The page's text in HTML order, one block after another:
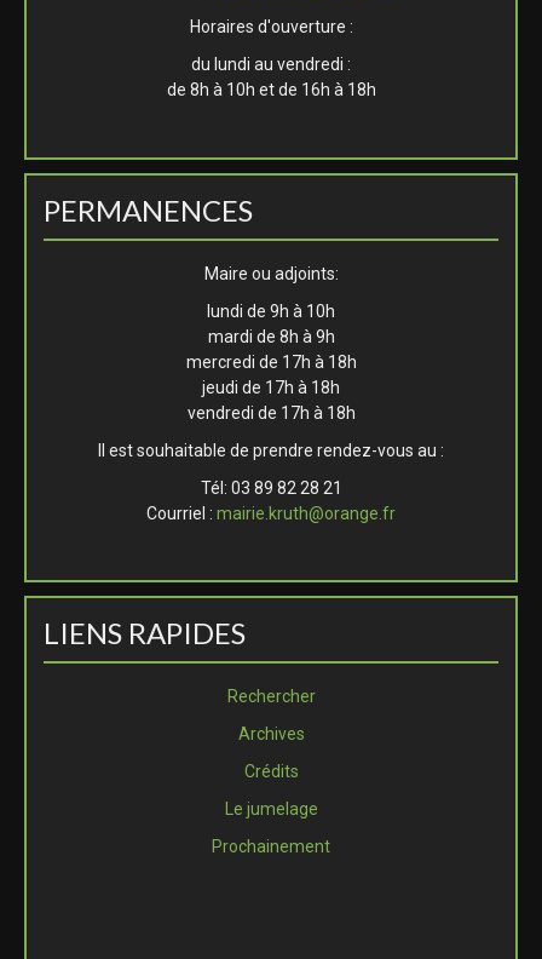
Horaires d'ouverture :
du lundi au vendredi :
de 8h à 10h et de 16h à 18h
PERMANENCES
Maire ou adjoints:
lundi de 9h à 10h
mardi de 8h à 9h
mercredi de 17h à 18h
jeudi de 17h à 18h
vendredi de 17h à 18h
Il est souhaitable de prendre rendez-vous au :
Tél: 03 89 82 28 21
Courriel : mairie.kruth@orange.fr
LIENS RAPIDES
Rechercher
Archives
Crédits
Le jumelage
Prochainement